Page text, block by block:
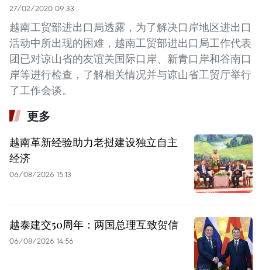
27/02/2020 09:33
越南工贸部进出口局透露，为了解决口岸地区进出口
活动中所出现的困难，越南工贸部进出口局工作代表
团已对谅山省的友谊关国际口岸、新青口岸和谷南口
岸等进行检查，了解相关情况并与谅山省工贸厅举行
了工作会谈。
更多
越南革新经验助力老挝建设独立自主
经济
06/08/2026 15:13
越泰建交50周年：两国总理互致贺信
06/08/2026 14:56